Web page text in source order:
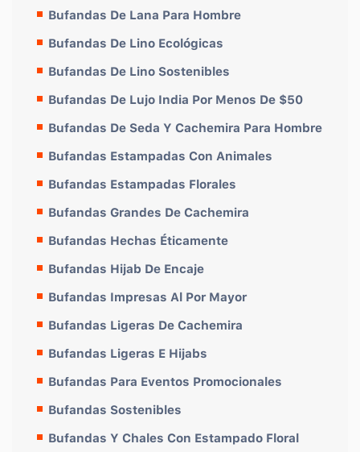
Bufandas De Lana Para Hombre
Bufandas De Lino Ecológicas
Bufandas De Lino Sostenibles
Bufandas De Lujo India Por Menos De $50
Bufandas De Seda Y Cachemira Para Hombre
Bufandas Estampadas Con Animales
Bufandas Estampadas Florales
Bufandas Grandes De Cachemira
Bufandas Hechas Éticamente
Bufandas Hijab De Encaje
Bufandas Impresas Al Por Mayor
Bufandas Ligeras De Cachemira
Bufandas Ligeras E Hijabs
Bufandas Para Eventos Promocionales
Bufandas Sostenibles
Bufandas Y Chales Con Estampado Floral